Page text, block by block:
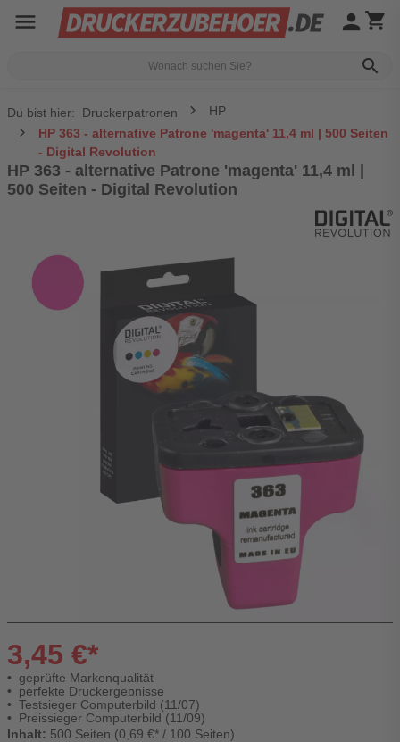
menu
search
person shopping_cart
Du bist hier: Druckerpatronen
HP
HP 363 - alternative Patrone 'magenta' 11,4 ml | 500 Seiten
- Digital Revolution
HP 363 - alternative Patrone 'magenta' 11,4 ml |
500 Seiten - Digital Revolution
3,45 €*
geprüfte Markenqualität
perfekte Druckergebnisse
Testsieger Computerbild (11/07)
Preissieger Computerbild (11/09)
Inhalt: 500 Seiten (0,69 €* / 100 Seiten)